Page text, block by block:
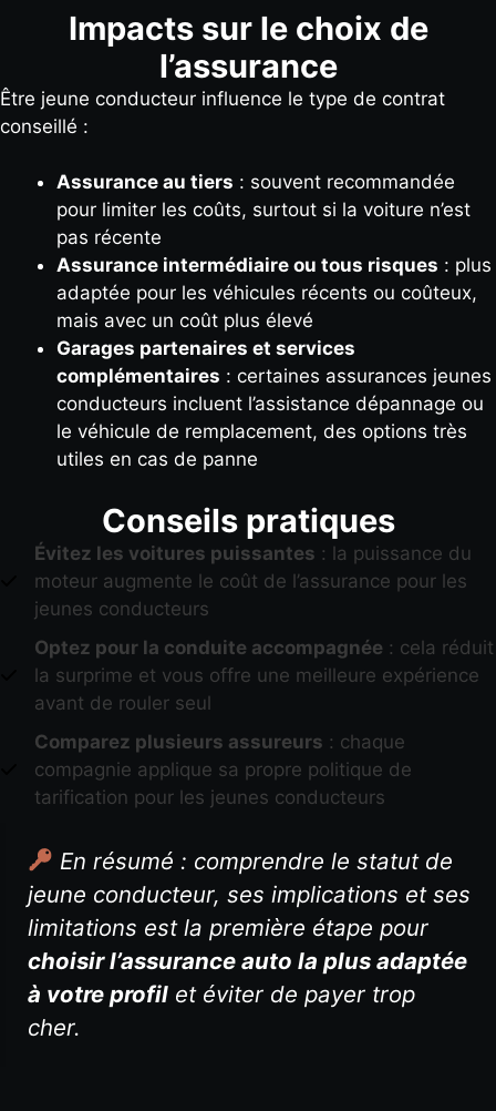
Impacts sur le choix de
l’assurance
Être jeune conducteur influence le type de contrat
conseillé :
Assurance au tiers : souvent recommandée
pour limiter les coûts, surtout si la voiture n’est
pas récente
Assurance intermédiaire ou tous risques : plus
adaptée pour les véhicules récents ou coûteux,
mais avec un coût plus élevé
Garages partenaires et services
complémentaires : certaines assurances jeunes
conducteurs incluent l’assistance dépannage ou
le véhicule de remplacement, des options très
utiles en cas de panne
Conseils pratiques
Évitez les voitures puissantes : la puissance du
moteur augmente le coût de l’assurance pour les
jeunes conducteurs
Optez pour la conduite accompagnée : cela réduit
la surprime et vous offre une meilleure expérience
avant de rouler seul
Comparez plusieurs assureurs : chaque
compagnie applique sa propre politique de
tarification pour les jeunes conducteurs
En résumé : comprendre le statut de
jeune conducteur, ses implications et ses
limitations est la première étape pour
choisir l’assurance auto la plus adaptée
à votre profil et éviter de payer trop
cher.